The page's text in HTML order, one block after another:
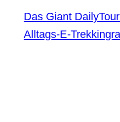
Das Giant
Alltags-E-